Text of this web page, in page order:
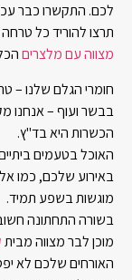
לכם. התקשרו כבר
תרצו להוריד כל
מצווה עם מלצרים
חומרי הגלם שלנו –
בבשר ועוף – אנחנו
הכשרות היא בד"ץ.
האוכל בטעמים
באירוע שלכם, כמו
מוגשות בשפע תמיד.
בשורה התחתונה
מוכן לבר מצווה מבית
האורחים שלכם לא